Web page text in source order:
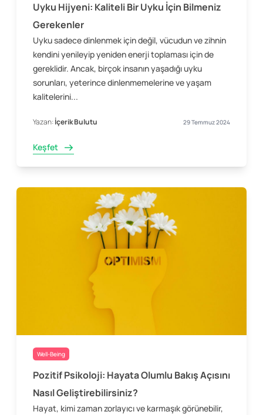
Uyku Hijyeni: Kaliteli Bir Uyku İçin Bilmeniz
Gerekenler
Uyku sadece dinlenmek için değil, vücudun ve zihnin
kendini yenileyip yeniden enerji toplaması için de
gereklidir. Ancak, birçok insanın yaşadığı uyku
sorunları, yeterince dinlenmemelerine ve yaşam
kalitelerini...
Yazan:İçerik Bulutu 29 Temmuz 2024
Keşfet
Well-Being
Pozitif Psikoloji: Hayata Olumlu Bakış Açısını
Nasıl Geliştirebilirsiniz?
Hayat, kimi zaman zorlayıcı ve karmaşık görünebilir,